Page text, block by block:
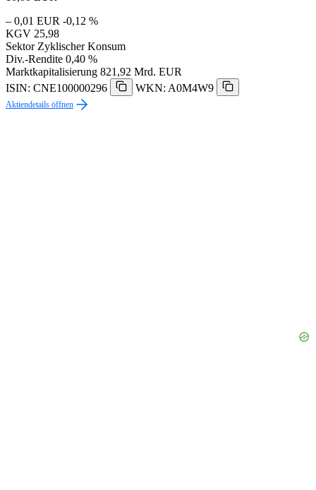
– 0,01 EUR -0,12 %
KGV 25,98
Sektor Zyklischer Konsum
Div.-Rendite 0,40 %
Marktkapitalisierung 821,92 Mrd. EUR
ISIN: CNE100000296
WKN: A0M4W9
Aktiendetails öffnen